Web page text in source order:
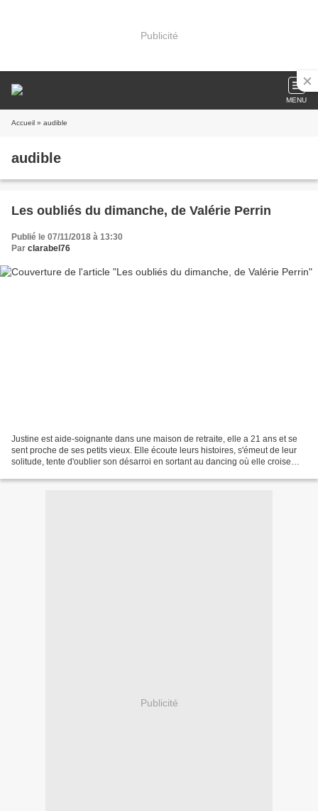
Publicité
MENU
Accueil » audible
audible
Les oubliés du dimanche, de Valérie Perrin
Publié le 07/11/2018 à 13:30
Par clarabel76
Justine est aide-soignante dans une maison de retraite, elle a 21 ans et se
sent proche de ses petits vieux. Elle écoute leurs histoires, s'émeut de leur
solitude, tente d'oublier son désarroi en sortant au dancing où elle croise
Publicité